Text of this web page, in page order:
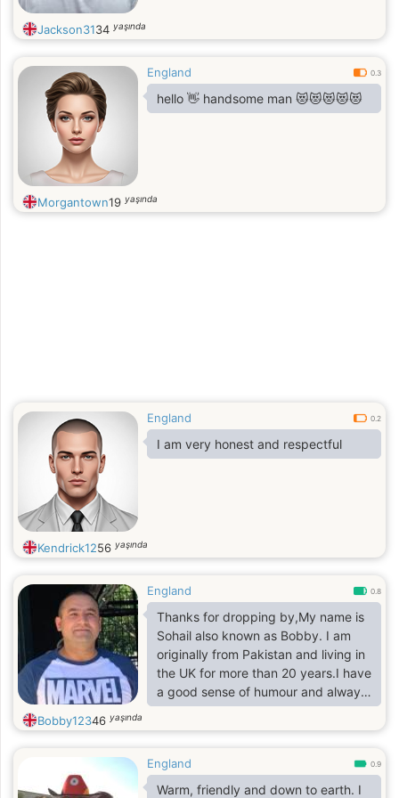
Jackson3134 yaşında
England 0.3
hello 👋 handsome man 😻😻😻😻😻
Morgantown19 yaşında
England 0.2
I am very honest and respectful
Kendrick1256 yaşında
England 0.8
Thanks for dropping by,My name is
Sohail also known as Bobby. I am
originally from Pakistan and living in
the UK for more than 20 years.I have
a good sense of humour and always
up for a laugh. I am a habitual
Traveler, been to more than 20
can travel any length for a tasty
food.
Bobby12346 yaşında
England 0.9
Warm, friendly and down to earth. I